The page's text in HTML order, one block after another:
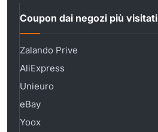
Coupon dai negozi più visitati
Zalando Prive
AliExpress
Unieuro
eBay
Yoox